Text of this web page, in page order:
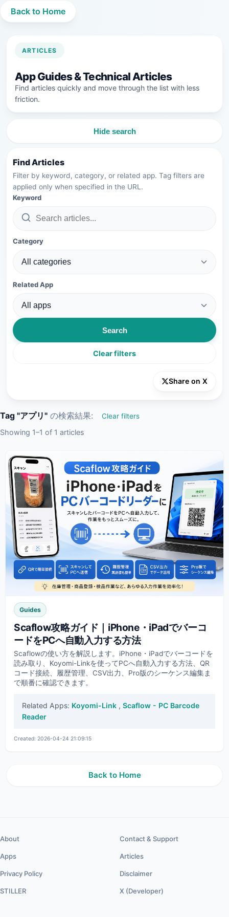
Back to Home
ARTICLES
App Guides & Technical Articles
Find articles quickly and move through the list with less
friction.
Hide search
Find Articles
Filter by keyword, category, or related app. Tag filters are
applied only when specified in the URL.
Keyword
Category
Related App
Search
Clear filters
Share on X
Tag "アプリ" の検索結果: Clear filters
Showing 1–1 of 1 articles
Guides
Scaflow攻略ガイド｜iPhone・iPadでバーコ
ードをPCへ自動入力する方法
Scaflowの使い方を解説します。iPhone・iPadでバーコードを
読み取り、Koyomi-Linkを使ってPCへ自動入力する方法、QR
コード接続、履歴管理、CSV出力、Pro版のシーケンス編集ま
で順番に確認できます。
Related Apps: Koyomi-Link , Scaflow - PC Barcode
Reader
Created: 2026-04-24 21:09:15
Back to Home
About Contact & Support
Apps Articles
Privacy Policy Disclaimer
STILLER X (Developer)